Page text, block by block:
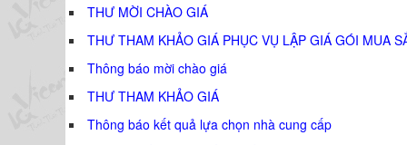
THƯ MỜI CHÀO GIÁ
THƯ THAM KHẢO GIÁ PHỤC VỤ LẬP GIÁ GÓI MUA
Thông báo mời chào giá
THƯ THAM KHẢO GIÁ
Thông báo kết quả lựa chọn nhà cung cấp